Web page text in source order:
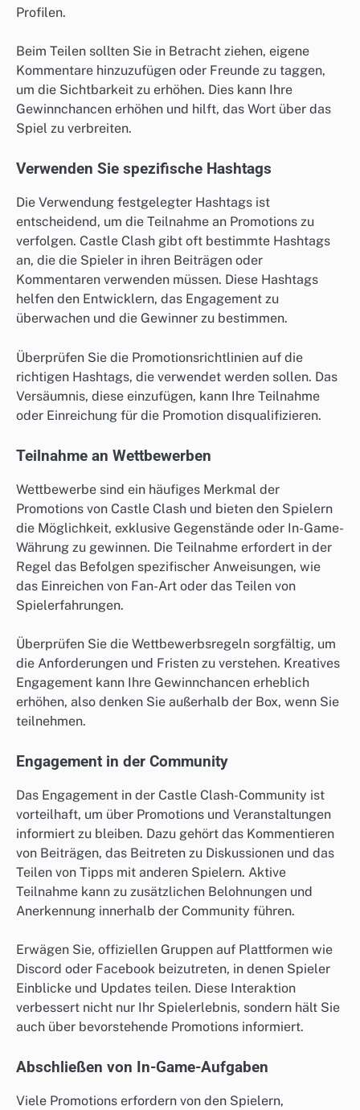
Profilen.
Beim Teilen sollten Sie in Betracht ziehen, eigene
Kommentare hinzuzufügen oder Freunde zu taggen,
um die Sichtbarkeit zu erhöhen. Dies kann Ihre
Gewinnchancen erhöhen und hilft, das Wort über das
Spiel zu verbreiten.
Verwenden Sie spezifische Hashtags
Die Verwendung festgelegter Hashtags ist
entscheidend, um die Teilnahme an Promotions zu
verfolgen. Castle Clash gibt oft bestimmte Hashtags
an, die die Spieler in ihren Beiträgen oder
Kommentaren verwenden müssen. Diese Hashtags
helfen den Entwicklern, das Engagement zu
überwachen und die Gewinner zu bestimmen.
Überprüfen Sie die Promotionsrichtlinien auf die
richtigen Hashtags, die verwendet werden sollen. Das
Versäumnis, diese einzufügen, kann Ihre Teilnahme
oder Einreichung für die Promotion disqualifizieren.
Teilnahme an Wettbewerben
Wettbewerbe sind ein häufiges Merkmal der
Promotions von Castle Clash und bieten den Spielern
die Möglichkeit, exklusive Gegenstände oder In-Game-
Währung zu gewinnen. Die Teilnahme erfordert in der
Regel das Befolgen spezifischer Anweisungen, wie
das Einreichen von Fan-Art oder das Teilen von
Spielerfahrungen.
Überprüfen Sie die Wettbewerbsregeln sorgfältig, um
die Anforderungen und Fristen zu verstehen. Kreatives
Engagement kann Ihre Gewinnchancen erheblich
erhöhen, also denken Sie außerhalb der Box, wenn Sie
teilnehmen.
Engagement in der Community
Das Engagement in der Castle Clash-Community ist
vorteilhaft, um über Promotions und Veranstaltungen
informiert zu bleiben. Dazu gehört das Kommentieren
von Beiträgen, das Beitreten zu Diskussionen und das
Teilen von Tipps mit anderen Spielern. Aktive
Teilnahme kann zu zusätzlichen Belohnungen und
Anerkennung innerhalb der Community führen.
Erwägen Sie, offiziellen Gruppen auf Plattformen wie
Discord oder Facebook beizutreten, in denen Spieler
Einblicke und Updates teilen. Diese Interaktion
verbessert nicht nur Ihr Spielerlebnis, sondern hält Sie
auch über bevorstehende Promotions informiert.
Abschließen von In-Game-Aufgaben
Viele Promotions erfordern von den Spielern,